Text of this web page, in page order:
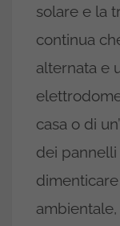
solare e la
continua
alternata e
casa o di
dei pannelli
ambientale,